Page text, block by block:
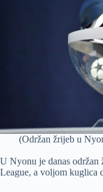
(Održan žrijeb u
U Nyonu je danas
League, a voljom kuglica